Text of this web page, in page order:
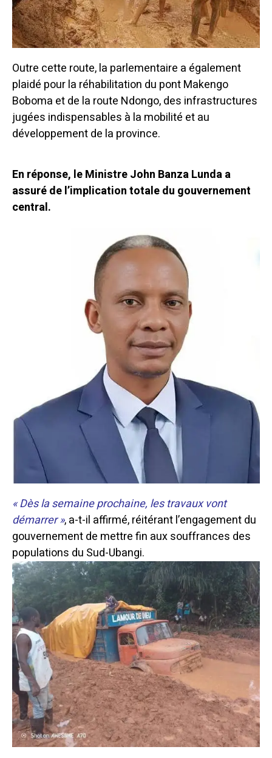
Outre cette route, la parlementaire a également
plaidé pour la réhabilitation du pont Makengo
Boboma et de la route Ndongo, des infrastructures
jugées indispensables à la mobilité et au
développement de la province.
En réponse, le Ministre John Banza Lunda a
assuré de l’implication totale du gouvernement
central.
« Dès la semaine prochaine, les travaux vont
démarrer », a-t-il affirmé, réitérant l’engagement du
gouvernement de mettre fin aux souffrances des
populations du Sud-Ubangi.